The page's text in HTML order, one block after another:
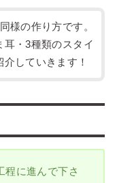
様の作り方です。
・3種類のスタイ
していきます！
程に進んで下さ